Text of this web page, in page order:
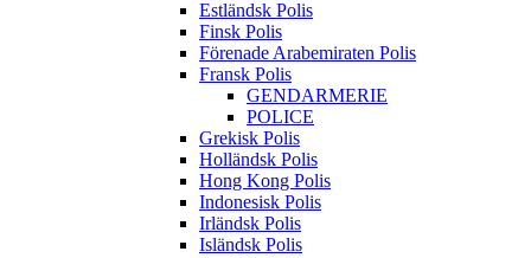
Estländsk Polis
Finsk Polis
Förenade Arabemiraten Polis
Fransk Polis
GENDARMERIE
POLICE
Grekisk Polis
Holländsk Polis
Hong Kong Polis
Indonesisk Polis
Irländsk Polis
Isländsk Polis